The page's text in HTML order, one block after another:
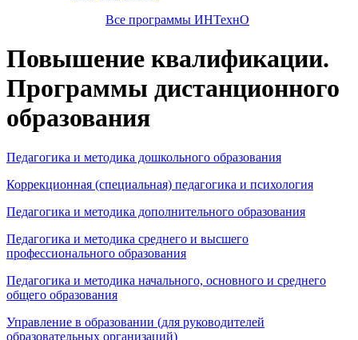
Все программы ИНТехнО
Повышение квалификации.
Программы дистанционного
образования
Педагогика и методика дошкольного образования
Коррекционная (специальная) педагогика и психология
Педагогика и методика дополнительного образования
Педагогика и методика среднего и высшего
профессионального образования
Педагогика и методика начального, основного и среднего
общего образования
Управление в образовании (для руководителей
образовательных организаций)